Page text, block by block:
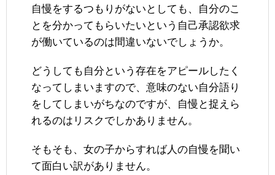
自慢をするつもりがないとしても、自分のこ
とを分かってもらいたいという自己承認欲求
が働いているのは間違いないでしょうか。
どうしても自分という存在をアピールしたく
なってしまいますので、意味のない自分語り
をしてしまいがちなのですが、自慢と捉えら
れるのはリスクでしかありません。
そもそも、女の子からすれば人の自慢を聞い
て面白い訳がありません。